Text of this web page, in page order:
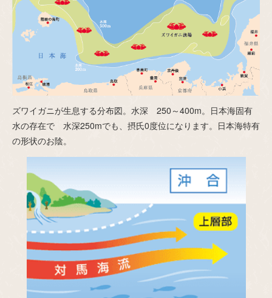
ズワイガニが生息する分布図。水深 250～400m。日本海固有
水の存在で 水深250mでも、摂氏0度位になります。日本海特有
の形状のお陰。